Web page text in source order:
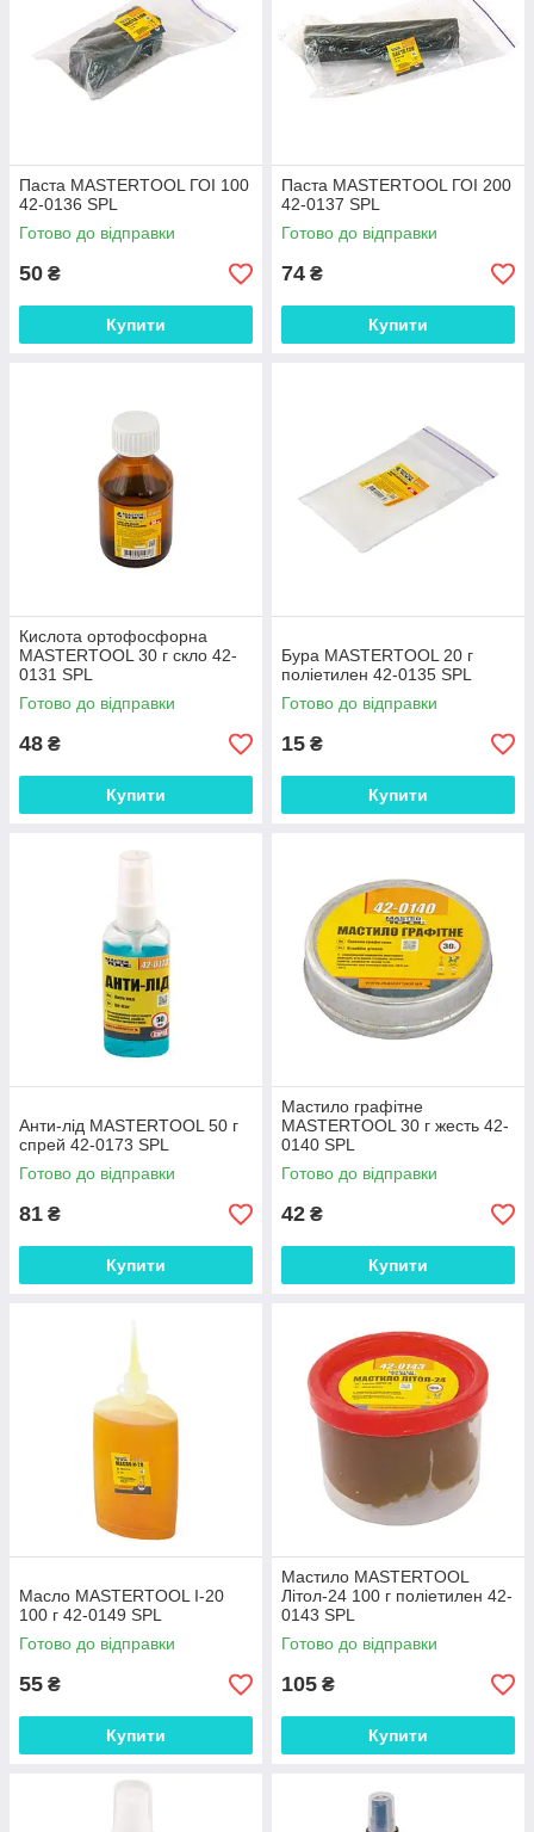
Паста MASTERTOOL ГОІ 100
42-0136 SPL
Готово до відправки
50 ₴
Купити
Паста MASTERTOOL ГОІ 200
42-0137 SPL
Готово до відправки
74 ₴
Купити
Кислота ортофосфорна
MASTERTOOL 30 г скло 42-
0131 SPL
Готово до відправки
48 ₴
Купити
Бура MASTERTOOL 20 г
поліетилен 42-0135 SPL
Готово до відправки
15 ₴
Купити
Анти-лід MASTERTOOL 50 г
спрей 42-0173 SPL
Готово до відправки
81 ₴
Купити
Мастило графітне
MASTERTOOL 30 г жесть 42-
0140 SPL
Готово до відправки
42 ₴
Купити
Масло MASTERTOOL І-20
100 г 42-0149 SPL
Готово до відправки
55 ₴
Купити
Мастило MASTERTOOL
Літол-24 100 г поліетилен 42-
0143 SPL
Готово до відправки
105 ₴
Купити